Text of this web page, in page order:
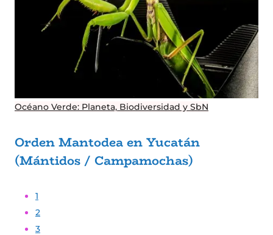
Océano Verde: Planeta, Biodiversidad y SbN
Orden Mantodea en Yucatán
(Mántidos / Campamochas)
1
2
3